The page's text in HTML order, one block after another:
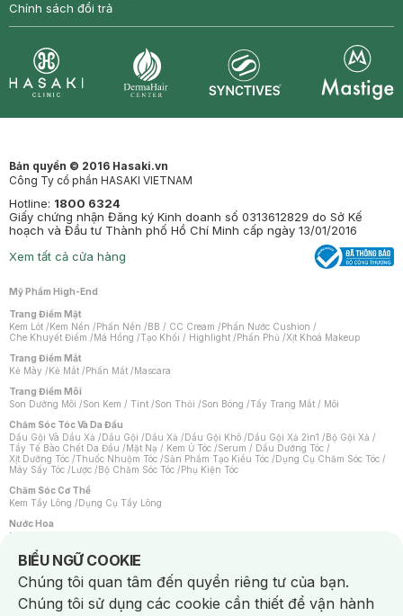
Chính sách đổi trả
Bản quyền © 2016 Hasaki.vn
Công Ty cổ phần HASAKI VIETNAM
Hotline: 1800 6324
Giấy chứng nhận Đăng ký Kinh doanh số 0313612829 do Sở Kế
hoạch và Đầu tư Thành phố Hồ Chí Minh cấp ngày 13/01/2016
Xem tất cả cửa hàng
Mỹ Phẩm High-End
Trang Điểm Mặt
Kem Lót /Kem Nền /Phấn Nền /BB / CC Cream /Phấn Nước Cushion /
Che Khuyết Điểm /Má Hồng /Tạo Khối / Highlight /Phấn Phủ /Xịt Khoá Makeup
Trang Điểm Mắt
Kẻ Mày /Kẻ Mắt /Phấn Mắt /Mascara
Trang Điểm Môi
Son Dưỡng Môi /Son Kem / Tint /Son Thỏi /Son Bóng /Tẩy Trang Mắt / Môi
Chăm Sóc Tóc Và Da Đầu
Dầu Gội Và Dầu Xả /Dầu Gội /Dầu Xả /Dầu Gội Khô /Dầu Gội Xả 2in1 /Bộ Gội Xả /
Tẩy Tế Bào Chết Da Đầu /Mặt Nạ / Kem Ủ Tóc /Serum / Dầu Dưỡng Tóc /
Xịt Dưỡng Tóc /Thuốc Nhuộm Tóc /Sản Phẩm Tạo Kiểu Tóc /Dụng Cụ Chăm Sóc Tóc /
Máy Sấy Tóc /Lược /Bộ Chăm Sóc Tóc /Phụ Kiện Tóc
Chăm Sóc Cơ Thể
Kem Tẩy Lông /Dụng Cụ Tẩy Lông
Nước Hoa
Nước Hoa Nữ
Chăm Sóc Cá Nhân
Chống Muỗi /Khẩu Trang /Máy Massage/Mặt Nạ Xông Hơi /Nước Rửa Tay/
Sản Phẩm Chăm Sóc Khác /Bàn Chải Đánh Răng /Bàn Chải Điện/
Hỗ Trợ Trắng Răng/Kem Đánh Răng /Máy Tăm Nước/ Nước Súc Miệng/
Tăm / Chỉ Nha Khoa/ Xịt Thơm Miệng / Dung Dịch Vệ Sinh/Dưỡng Vùng Kín/
BIỂU NGỮ COOKIE
Notice about cookies usage
Chúng tôi quan tâm đến quyền riêng tư của bạn.
Chúng tôi sử dụng các cookie cần thiết để vận hành